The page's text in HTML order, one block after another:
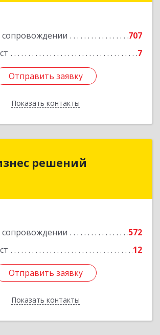
сопровождении
707
7
Отправить заявку
Показать контакты
Отправить заявку
Назад
решений
сопровождении
572
12
Отправить заявку
Показать контакты
Центр бизнес решений
Ростовская обл, Волгодонск г,
Отправить заявку
Назад